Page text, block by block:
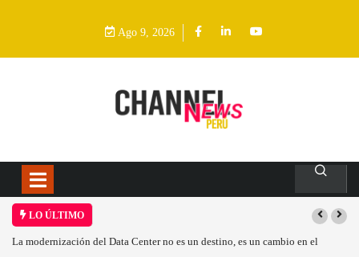
Ago 9, 2026
LO ÚLTIMO
La modernización del Data Center no es un destino, es un cambio en el